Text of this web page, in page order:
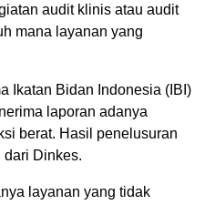
audit klinis atau audit
mana layanan yang
Ikatan Bidan Indonesia (IBI)
laporan adanya
berat. Hasil penelusuran
dari Dinkes.
layanan yang tidak